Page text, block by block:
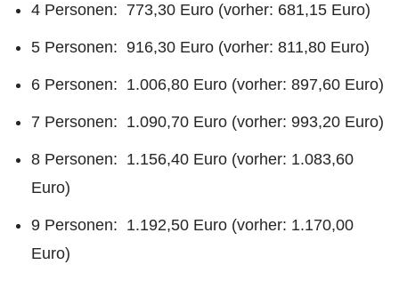
4 Personen: 773,30 Euro (vorher: 681,15 Euro)
5 Personen: 916,30 Euro (vorher: 811,80 Euro)
6 Personen: 1.006,80 Euro (vorher: 897,60 Euro)
7 Personen: 1.090,70 Euro (vorher: 993,20 Euro)
8 Personen: 1.156,40 Euro (vorher: 1.083,60
Euro)
9 Personen: 1.192,50 Euro (vorher: 1.170,00
Euro)